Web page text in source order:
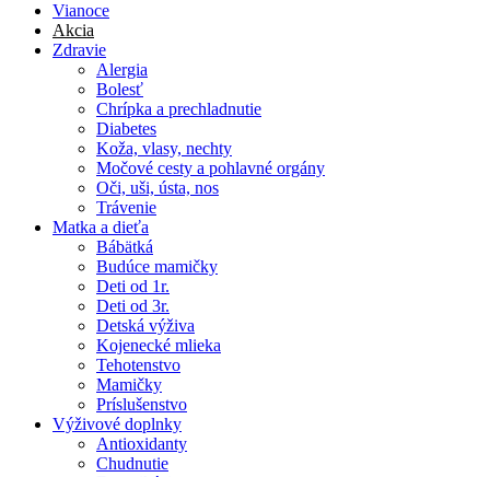
Vianoce
Akcia
Zdravie
Alergia
Bolesť
Chrípka a prechladnutie
Diabetes
Koža, vlasy, nechty
Močové cesty a pohlavné orgány
Oči, uši, ústa, nos
Trávenie
Matka a dieťa
Bábätká
Budúce mamičky
Deti od 1r.
Deti od 3r.
Detská výživa
Kojenecké mlieka
Tehotenstvo
Mamičky
Príslušenstvo
Výživové doplnky
Antioxidanty
Chudnutie